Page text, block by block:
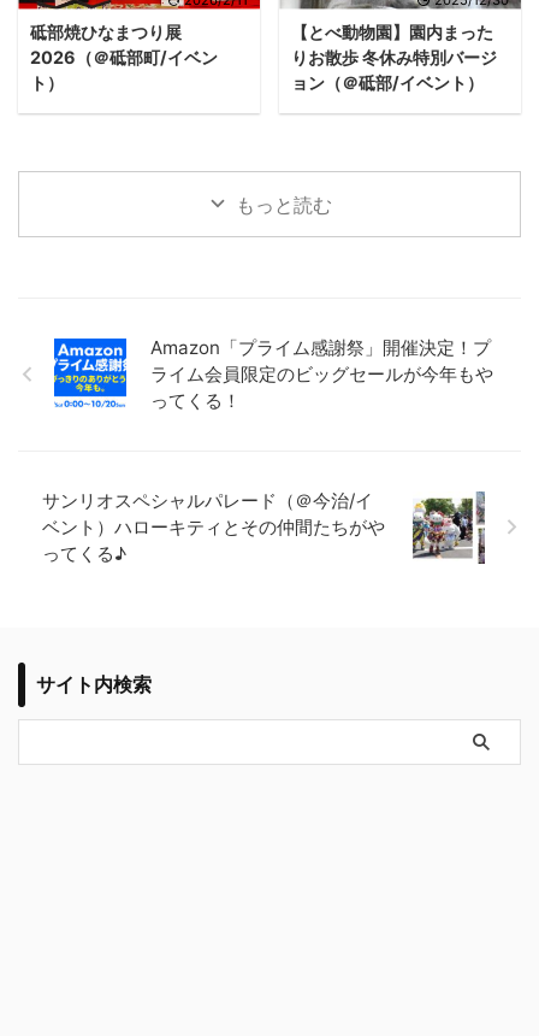
砥部焼ひなまつり展
2026（＠砥部町/イベン
ト）
【とべ動物園】園内まった
りお散歩 冬休み特別バージ
ョン（＠砥部/イベント）
もっと読む
Amazon「プライム感謝祭」開催決定！プ
ライム会員限定のビッグセールが今年もや
ってくる！
サンリオスペシャルパレード（＠今治/イ
ベント）ハローキティとその仲間たちがや
ってくる♪
サイト内検索